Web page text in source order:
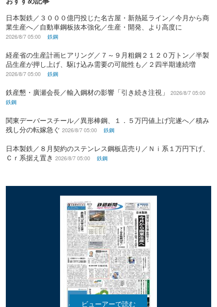
日本製鉄／３０００億円投じた名古屋・新熱延ライン／今月から商
業生産へ／自動車鋼板抜本強化／生産・開発、より高度に
2026/8/7 05:00 鉄鋼
経産省の生産計画ヒアリング／７～９月粗鋼２１２０万トン／半製
品生産が押し上げ、駆け込み需要の可能性も／２四半期連続増
2026/8/7 05:00 鉄鋼
鉄産懇・廣瀬会長／輸入鋼材の影響「引き続き注視」
2026/8/7 05:00
鉄鋼
関東デーバースチール／異形棒鋼、１．５万円値上げ完遂へ／積み
残し分の転嫁急ぐ 2026/8/7 05:00 鉄鋼
日本製鉄／８月契約のステンレス鋼板店売り／Ｎｉ系１万円下げ、
Ｃｒ系据え置き 2026/8/7 05:00 鉄鋼